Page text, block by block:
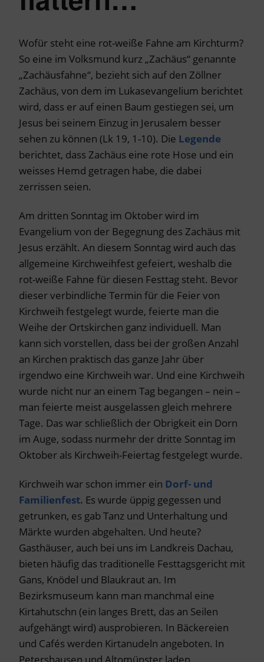
Wofür steht eine rot-weiße Fahne am Kirchturm?
So eine im Volksmund kurz „Zachäus“ genannte
„Zachäusfahne“, bezieht sich auf den Zöllner
Zachäus, von dem im Lukasevangelium berichtet
wird, dass er auf einen Baum gestiegen sei, um
Jesus bei seinem Einzug in Jerusalem besser
sehen zu können (Lk 19, 1-10). Die Legende
berichtet, dass Zachäus eine rote Hose und ein
weisses Hemd getragen habe, die dabei
zerrissen seien.
Am dritten Sonntag im Oktober wird im
Evangelium von der Begegnung des Zachäus mit
Jesus erzählt. An diesem Sonntag wird auch das
allgemeine Kirchweihfest gefeiert, weshalb die
rot-weiße Fahne für diesen Festtag steht. Bevor
dieser verbindliche Termin für die Feier von
Kirchweih festgelegt wurde, feierte man die
Weihe der Ortskirchen ganz individuell. Man
kann sich vorstellen, dass bei der großen Anzahl
an Kirchen praktisch das ganze Jahr über
irgendwo eine Kirchweih war. Und eine Kirchweih
wurde nicht nur an einem Tag begangen – nein –
man feierte meist ausgelassen gleich mehrere
Tage. Das war schließlich der Obrigkeit ein Dorn
im Auge, sodass nurmehr der dritte Sonntag im
Oktober als Kirchweih-Feiertag festgelegt wurde.
Kirchweih war schon immer ein Dorf- und
Familienfest. Es wurde üppig gegessen und
getrunken, es gab Tanz und Unterhaltung und
Märkte wurden abgehalten. Und heute?
Gasthäuser, auch bei uns im Landkreis Dachau,
bieten häufig das traditionelle Festtagsgericht mit
Gans, Knödel und Blaukraut an. Im
Bezirksmuseum kann man manchmal eine
Kirtahutschn (ein langes Brett, das an Seilen
aufgehängt wird) ausprobieren. In Bäckereien
und Cafés werden Kirtanudeln angeboten. In